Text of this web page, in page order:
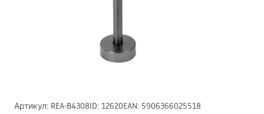
Артикул: REA-B4308ID: 12620EAN: 5906366025518